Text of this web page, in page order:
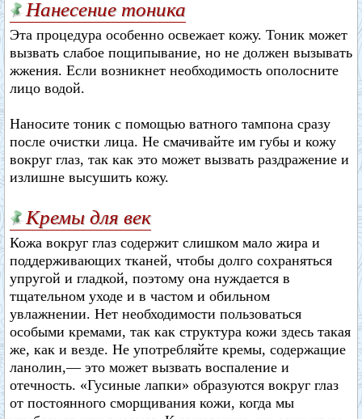
Нанесение тоника
Эта процедура особенно освежает кожу. Тоник может
вызвать слабое пощипывание, но не должен вызывать
жжения. Если возникнет необходимость ополосните
лицо водой.
Наносите тоник с помощью ватного тампона сразу
после очистки лица. Не смачивайте им губы и кожу
вокруг глаз, так как это может вызвать раздражение и
излишне высушить кожу.
Кремы для век
Кожа вокруг глаз содержит слишком мало жира и
поддерживающих тканей, чтобы долго сохраняться
упругой и гладкой, поэтому она нуждается в
тщательном уходе и в частом и обильном
увлажнении. Нет необходимости пользоваться
особыми кремами, так как структура кожи здесь такая
же, как и везде. Не употребляйте кремы, содержащие
ланолин,— это может вызвать воспаление и
отечность. «Гусиные лапки» образуются вокруг глаз
от постоянного сморщивания кожи, когда мы